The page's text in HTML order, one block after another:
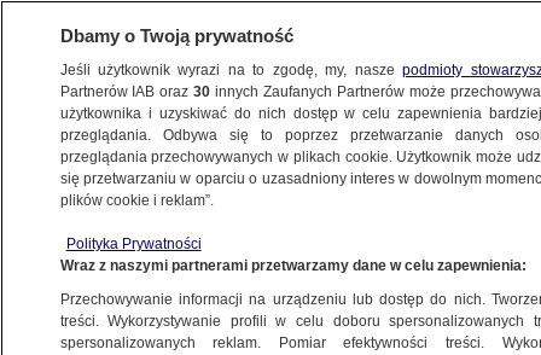
KONKRET24
POLSKA
w Wałbrzychu". Uwaga na fałszywkę
16.06.2024, 13:40
Dbamy o Twoją prywatność
Jeśli użytkownik wyrazi na to zgodę, my, naszepodmioty
Partnerów IAB oraz30 innych Zaufanych Partnerów może
użytkownika i uzyskiwać do nich dostęp w celu zapewnienia
przeglądania. Odbywa się to poprzez przetwarzanie danych
przeglądania przechowywanych w plikach cookie. Użytkownik może
się przetwarzaniu w oparciu o uzasadniony interes w dowolnym
plików cookie i reklam”.
Polityka Prywatności
Wraz z naszymi partnerami przetwarzamy dane w celu zapewnienia:
Przechowywanie informacji na urządzeniu lub dostęp do nich.
treści. Wykorzystywanie profili w celu doboru spersonalizowanych
spersonalizowanych reklam. Pomiar efektywności treści.